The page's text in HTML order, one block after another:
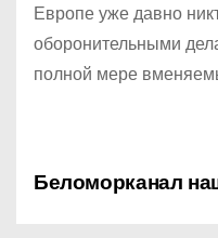
Европе уже давно
оборонительными
полной мере
Н
Беломорканал